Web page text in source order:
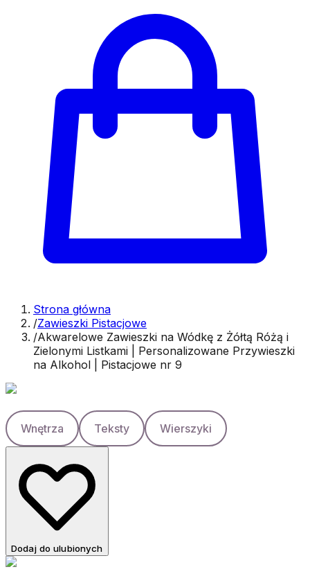
Strona główna
/Zawieszki Pistacjowe
/Akwarelowe Zawieszki na Wódkę z Żółtą Różą i
Zielonymi Listkami | Personalizowane Przywieszki
na Alkohol | Pistacjowe nr 9
Wnętrza Teksty Wierszyki
Dodaj do ulubionych